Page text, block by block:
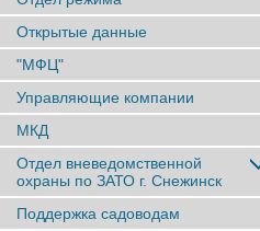
Открытые данные
"МФЦ"
Управляющие компании
МКД
Отдел вневедомственной
охраны по ЗАТО г. Снежинск
Поддержка садоводам